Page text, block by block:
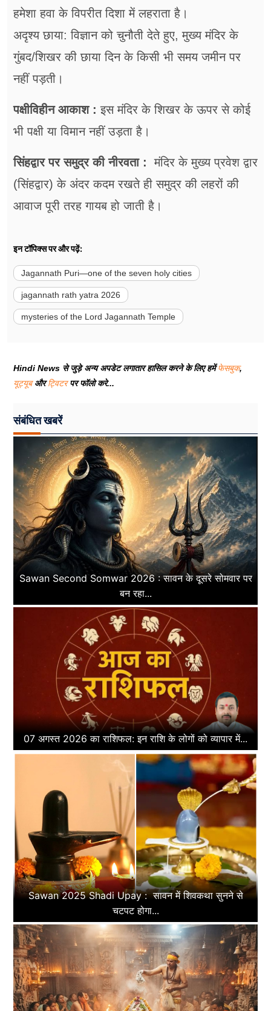
हमेशा हवा के विपरीत दिशा में लहराता है।
अदृश्य छाया: विज्ञान को चुनौती देते हुए, मुख्य मंदिर के
गुंबद/शिखर की छाया दिन के किसी भी समय जमीन पर
नहीं पड़ती।
पक्षीविहीन आकाश : इस मंदिर के शिखर के ऊपर से कोई
भी पक्षी या विमान नहीं उड़ता है।
सिंहद्वार पर समुद्र की नीरवता : मंदिर के मुख्य प्रवेश द्वार
(सिंहद्वार) के अंदर कदम रखते ही समुद्र की लहरों की
आवाज पूरी तरह गायब हो जाती है।
इन टॉपिक्स पर और पढ़ें:
Jagannath Puri—one of the seven holy cities
jagannath rath yatra 2026
mysteries of the Lord Jagannath Temple
Hindi News से जुड़े अन्य अपडेट लगातार हासिल करने के लिए हमेंफेसबुक,
यूट्यूबऔरट्विटरपर फॉलो करे...
संबंधित खबरें
Sawan Second Somwar 2026 : सावन के दूसरे सोमवार पर
बन रहा...
07 अगस्त 2026 का राशिफल: इन राशि के लोगों को व्यापार में...
Sawan 2025 Shadi Upay : सावन में शिवकथा सुनने से
चटपट होगा...